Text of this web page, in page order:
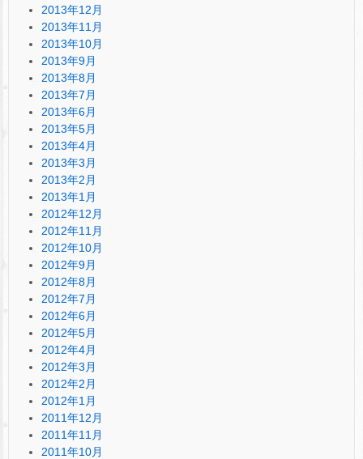
2013年12月
2013年11月
2013年10月
2013年9月
2013年8月
2013年7月
2013年6月
2013年5月
2013年4月
2013年3月
2013年2月
2013年1月
2012年12月
2012年11月
2012年10月
2012年9月
2012年8月
2012年7月
2012年6月
2012年5月
2012年4月
2012年3月
2012年2月
2012年1月
2011年12月
2011年11月
2011年10月